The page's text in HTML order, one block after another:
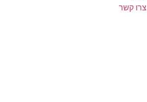
צרו קשר